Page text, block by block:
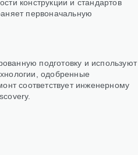
конструкции и стандартов
первоначальную
подготовку и используют
одобренные
соответствует инженерному